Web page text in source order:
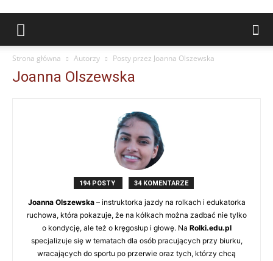
Strona główna Autorzy Posty przez Joanna Olszewska
Joanna Olszewska
194 POSTY 34 KOMENTARZE
Joanna Olszewska– instruktorka jazdy na rolkach i edukatorka
ruchowa, która pokazuje, że na kółkach można zadbać nie tylko
o kondycję, ale też o kręgosłup i głowę. Na Rolki.edu.pl
specjalizuje się w tematach dla osób pracujących przy biurku,
wracających do sportu po przerwie oraz tych, którzy chcą